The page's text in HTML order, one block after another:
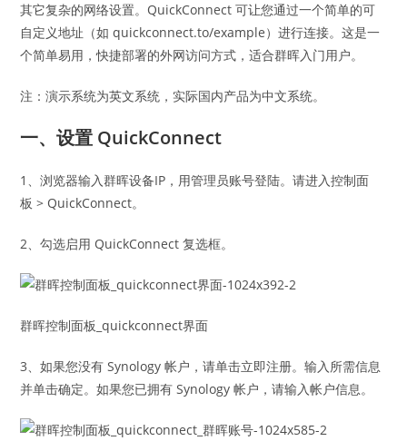
其它复杂的网络设置。QuickConnect 可让您通过一个简单的可
自定义地址（如 quickconnect.to/example）进行连接。这是一
个简单易用，快捷部署的外网访问方式，适合群晖入门用户。
注：演示系统为英文系统，实际国内产品为中文系统。
一、设置 QuickConnect
1、浏览器输入群晖设备IP，用管理员账号登陆。请进入控制面
板 > QuickConnect。
2、勾选启用 QuickConnect 复选框。
群晖控制面板_quickconnect界面
3、如果您没有 Synology 帐户，请单击立即注册。输入所需信息
并单击确定。如果您已拥有 Synology 帐户，请输入帐户信息。